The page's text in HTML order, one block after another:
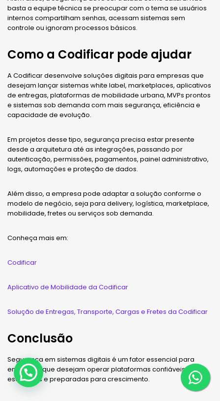
basta a equipe técnica se preocupar com o tema se usuários
internos compartilham senhas, acessam sistemas sem
controle ou ignoram processos básicos.
Como a Codificar pode ajudar
A Codificar desenvolve soluções digitais para empresas que
desejam lançar sistemas white label, marketplaces, aplicativos
de entregas, plataformas de mobilidade urbana, MVPs prontos
e sistemas sob demanda com mais segurança, eficiência e
capacidade de evolução.
Em projetos desse tipo, segurança precisa estar presente
desde a arquitetura até as integrações, passando por
autenticação, permissões, pagamentos, painel administrativo,
logs, automações e proteção de dados.
Além disso, a empresa pode adaptar a solução conforme o
modelo de negócio, seja para delivery, logística, marketplace,
mobilidade, fretes ou serviços sob demanda.
Conheça mais em:
Codificar
Aplicativo de Mobilidade da Codificar
Solução de Entregas, Transporte, Cargas e Fretes da Codificar
Conclusão
Segurança em sistemas digitais é um fator essencial para
empresas que desejam operar plataformas confiáveis,
escaláveis e preparadas para crescimento.